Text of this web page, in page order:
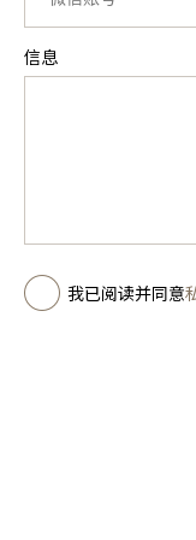
信息
我已阅读并同意